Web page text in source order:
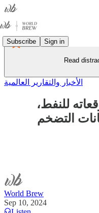
Subscribe Sign in
Read
الأخبار والتقارير العالمية
للنفط،
التضخم
World Brew
Sep 10, 2024